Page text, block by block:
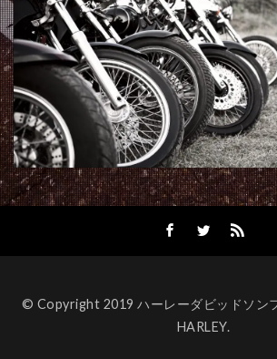
© Copyright 2019 ハーレーダビッドソン
HARLEY.